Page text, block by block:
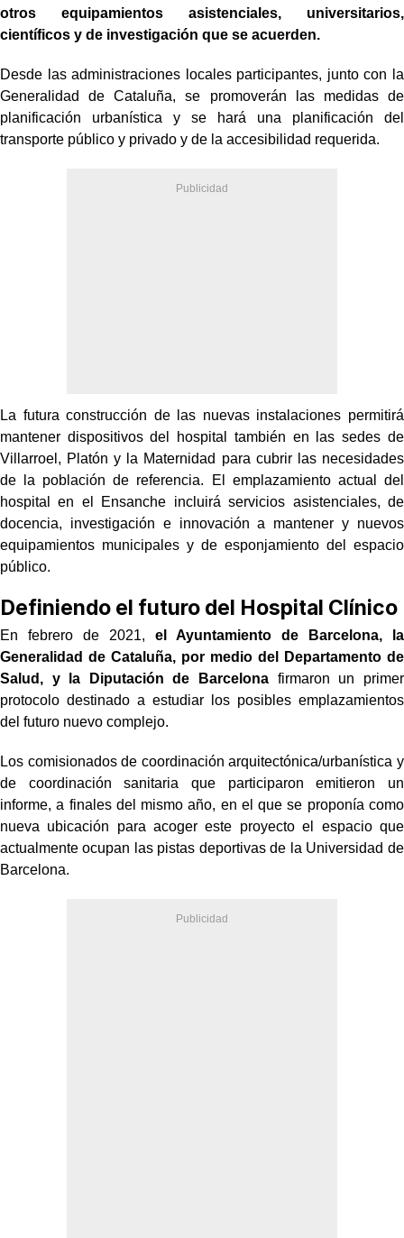
otros equipamientos asistenciales, universitarios,
científicos y de investigación que se acuerden.
Desde las administraciones locales participantes, junto con la
Generalidad de Cataluña, se promoverán las medidas de
planificación urbanística y se hará una planificación del
transporte público y privado y de la accesibilidad requerida.
La futura construcción de las nuevas instalaciones permitirá
mantener dispositivos del hospital también en las sedes de
Villarroel, Platón y la Maternidad para cubrir las necesidades
de la población de referencia. El emplazamiento actual del
hospital en el Ensanche incluirá servicios asistenciales, de
docencia, investigación e innovación a mantener y nuevos
equipamientos municipales y de esponjamiento del espacio
público.
Definiendo el futuro del Hospital Clínico
En febrero de 2021, el Ayuntamiento de Barcelona, la
Generalidad de Cataluña, por medio del Departamento de
Salud, y la Diputación de Barcelona firmaron un primer
protocolo destinado a estudiar los posibles emplazamientos
del futuro nuevo complejo.
Los comisionados de coordinación arquitectónica/urbanística y
de coordinación sanitaria que participaron emitieron un
informe, a finales del mismo año, en el que se proponía como
nueva ubicación para acoger este proyecto el espacio que
actualmente ocupan las pistas deportivas de la Universidad de
Barcelona.